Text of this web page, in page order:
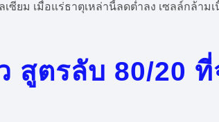
ยม เมื่อแร่ธาตุเหล่านี้ลดต่ำลง เซลล์กล้ามเ
สูตรลับ 80/20